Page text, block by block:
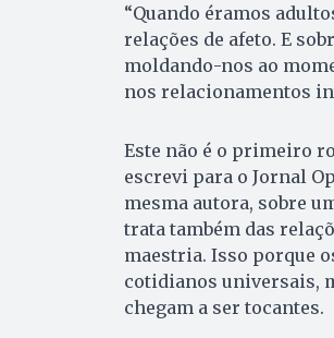
“Quando éramos
relações de afeto. E
moldando-nos ao
nos relacionamentos
Este não é o primeiro
escrevi para o Jornal
mesma autora, sobre
trata também das
maestria. Isso porque
cotidianos universais,
chegam a ser tocantes.